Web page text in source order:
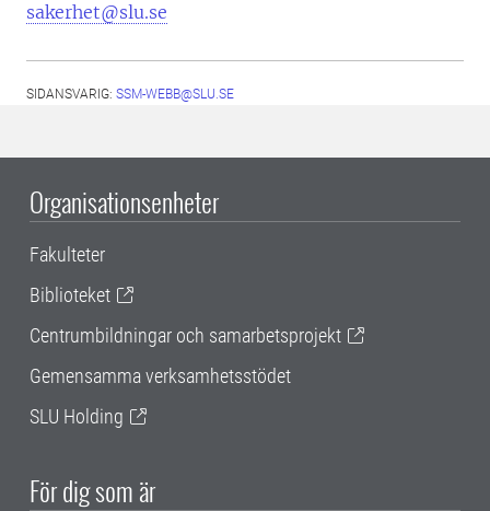
sakerhet@slu.se
SIDANSVARIG: SSM-WEBB@SLU.SE
Organisationsenheter
Fakulteter
Biblioteket
Centrumbildningar och samarbetsprojekt
Gemensamma verksamhetsstödet
SLU Holding
För dig som är